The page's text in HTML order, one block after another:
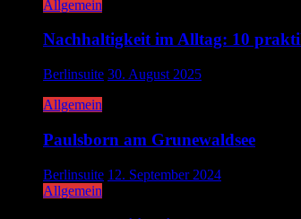
Allgemein
Nachhaltigkeit im Alltag: 10
Berlinsuite 30. August 2025
Allgemein
Paulsborn am Grunewaldsee
Berlinsuite 12. September 2024
Allgemein